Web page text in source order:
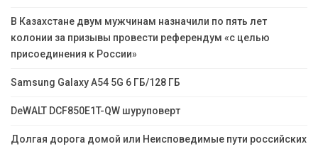
В Казахстане двум мужчинам назначили по пять лет
колонии за призывы провести референдум «с целью
присоединения к России»
Samsung Galaxy A54 5G 6 ГБ/128 ГБ
DeWALT DCF850E1T-QW шуруповерт
Долгая дорога домой или Неисповедимые пути российских